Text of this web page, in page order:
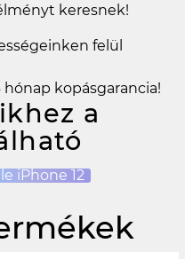
keresnek!
felül
kopásgarancia!
a
iPhone 12